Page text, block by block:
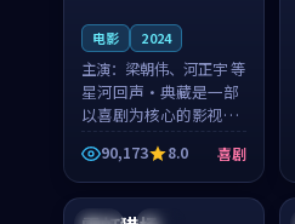
电影 2024
主演： 梁朝伟、河正宇 等
星河回声·典藏是一部
以喜剧为核心的影视作
品，围绕危机、反转与
人物成长展开，整体节
奏紧凑，值得推荐观
看。
90,173 8.0 喜剧